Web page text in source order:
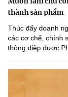
thành sản phẩm
Thúc đẩy doanh
các cơ chế, chính
thông điệp được